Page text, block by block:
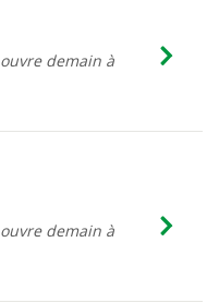
ouvre demain à
ouvre demain à